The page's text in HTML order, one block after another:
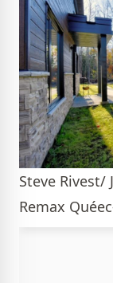
Steve
Remax